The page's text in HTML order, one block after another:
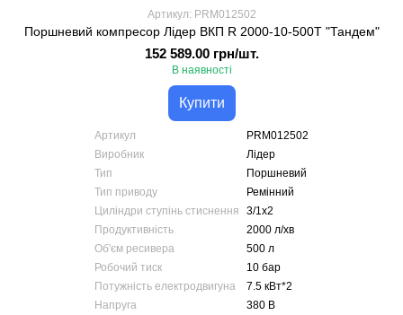
Артикул: PRM012502
Поршневий компресор Лідер ВКП R 2000-10-500T "Тандем"
152 589.00 грн/шт.
В наявності
Купити
Артикул
PRM012502
Виробник
Лідер
Тип
Поршневий
Тип приводу
Ремінний
Циліндри ступінь стиснення
3/1х2
Продуктивність
2000 л/хв
Об'єм ресивера
500 л
Робочий тиск
10 бар
Потужність електродвигуна
7.5 кВт*2
Напруга
380 В